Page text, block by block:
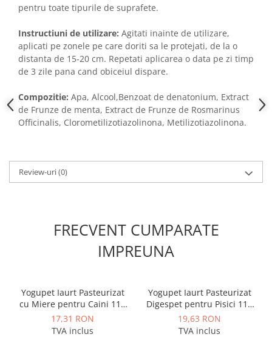
pentru toate tipurile de suprafete.
Instructiuni de utilizare: Agitati inainte de utilizare,
aplicati pe zonele pe care doriti sa le protejati, de la o
distanta de 15-20 cm. Repetati aplicarea o data pe zi timp
de 3 zile pana cand obiceiul dispare.
Compozitie: Apa, Alcool,Benzoat de denatonium, Extract
de Frunze de menta, Extract de Frunze de Rosmarinus
Officinalis, Clorometilizotiazolinona, Metilizotiazolinona.
Review-uri(0)
FRECVENT CUMPARATE
IMPREUNA
Yogupet Iaurt Pasteurizat
cu Miere pentru Caini 110
Gr
17,31 RON
TVA inclus
Yogupet Iaurt Pasteurizat
Digespet pentru Pisici 110
Gr
19,63 RON
TVA inclus